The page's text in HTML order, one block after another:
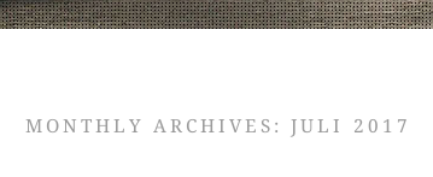
MONTHLY ARCHIVES:JULI 2017